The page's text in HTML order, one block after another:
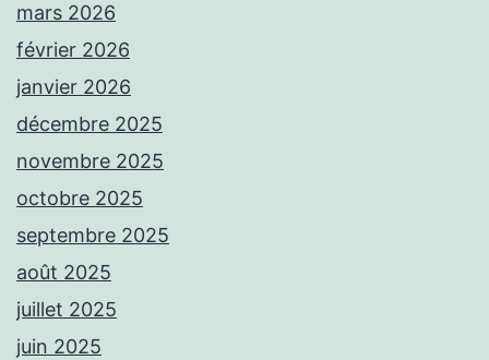
mars 2026
février 2026
janvier 2026
décembre 2025
novembre 2025
octobre 2025
septembre 2025
août 2025
juillet 2025
juin 2025